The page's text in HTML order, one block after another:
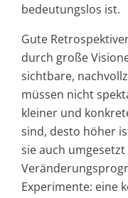
bedeutungslos ist.
Gute
durch große
sichtbare,
müssen nicht
kleiner und
sind, desto höher
sie auch
Experimente: eine